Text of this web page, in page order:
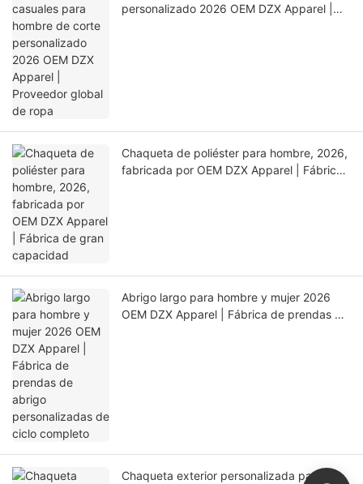
personalizado 2026 OEM DZX Apparel |
Chaqueta de poliéster para hombre, 2026,
fabricada por OEM DZX Apparel | Fábrica
Abrigo largo para hombre y mujer 2026
OEM DZX Apparel | Fábrica de prendas de
Chaqueta exterior personalizada para